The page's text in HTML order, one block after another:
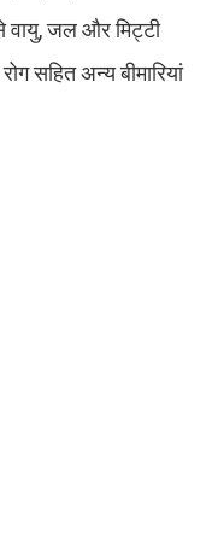
वायु, जल और मिट्टी
सहित अन्य बीमारियां